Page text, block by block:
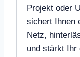
Projekt oder
sichert Ihnen
Netz,
und stärkt Ihr